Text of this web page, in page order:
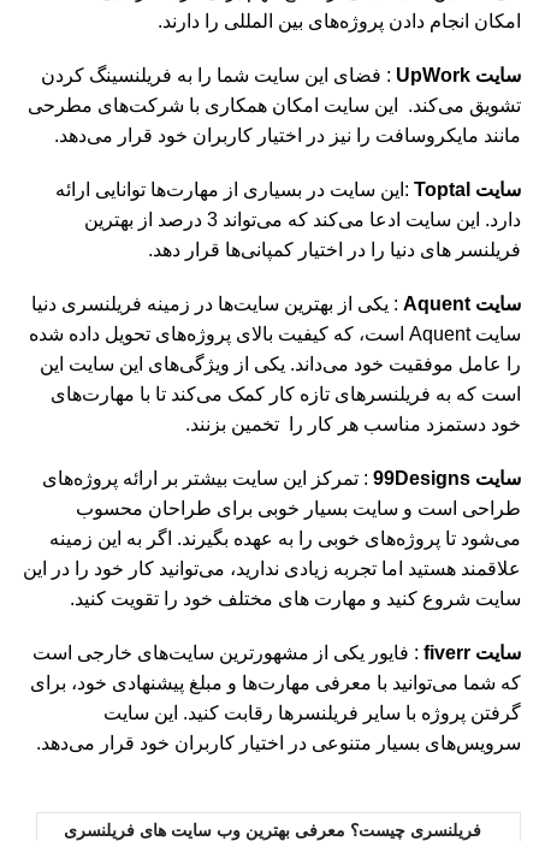
امکان انجام دادن پروژه‌های بین المللی را دارند.
سایت UpWork
: فضای این سایت شما را به فریلنسینگ کردن
تشویق می‌کند. این سایت امکان همکاری با شرکت‌های مطرحی
مانند مایکروسافت را نیز در اختیار کاربران خود قرار می‌دهد.
سایت Toptal
:این سایت در بسیاری از مهارت‌ها توانایی ارائه
دارد. این سایت ادعا می‌کند که می‌تواند 3 درصد از بهترین
فریلنسر های دنیا را در اختیار کمپانی‌ها قرار دهد.
سایت Aquent
: یکی از بهترین سایت‌ها در زمینه فریلنسری دنیا
سایت Aquent است، که کیفیت بالای پروژه‌های تحویل داده شده
را عامل موفقیت خود می‌داند. یکی از ویژگی‌های این سایت این
است که به فریلنسرهای تازه کار کمک می‌کند تا با مهارت‌های
خود دستمزد مناسب هر کار را تخمین بزنند.
سایت 99Designs
: تمرکز این سایت بیشتر بر ارائه پروژه‌های
طراحی است و سایت بسیار خوبی برای طراحان محسوب
می‌شود تا پروژه‌های خوبی را به عهده بگیرند. اگر به این زمینه
علاقمند هستید اما تجربه زیادی ندارید، می‌توانید کار خود را در این
سایت شروع کنید و مهارت های مختلف خود را تقویت کنید.
سایت fiverr
: فایور یکی از مشهورترین سایت‌های خارجی است
که شما می‌توانید با معرفی مهارت‌ها و مبلغ پیشنهادی خود، برای
گرفتن پروژه با سایر فریلنسرها رقابت کنید. این سایت
سرویس‌های بسیار متنوعی در اختیار کاربران خود قرار می‌دهد.
فریلنسری چیست؟ معرفی بهترین وب سایت های فریلنسری